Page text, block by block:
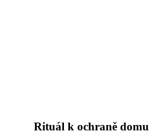
Rituál k ochraně domu